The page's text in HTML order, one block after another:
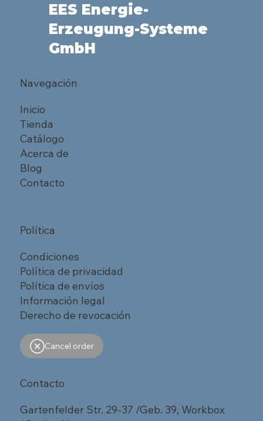
EES Energie-
Erzeugung-Systeme
GmbH
Navegación
Inicio
Tienda
Catálogo
Acerca de
Blog
Contacto
Política
Condiciones
Política de privacidad
Política de envíos
Información legal
Derecho de revocación
Cancel order
Contacto
Gartenfelder Str. 29-37 /Geb. 39, Workbox